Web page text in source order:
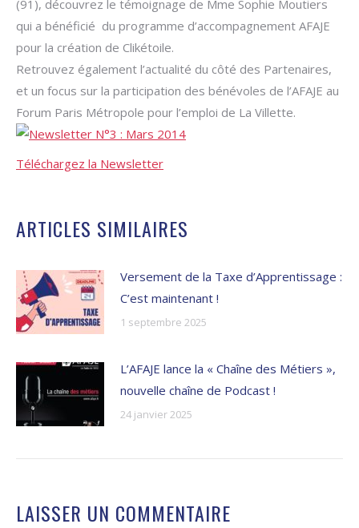
(91), découvrez le témoignage de Mme Sophie Moutiers
qui a bénéficié du programme d’accompagnement AFAJE
pour la création de Clikétoile.
Retrouvez également l’actualité du côté des Partenaires,
et un focus sur la participation des bénévoles de l’AFAJE au
Forum Paris Métropole pour l’emploi de La Villette.
Téléchargez la Newsletter
ARTICLES SIMILAIRES
Versement de la Taxe d’Apprentissage :
C’est maintenant !
1 septembre 2025
L’AFAJE lance la « Chaîne des Métiers »,
nouvelle chaîne de Podcast !
24 janvier 2025
LAISSER UN COMMENTAIRE